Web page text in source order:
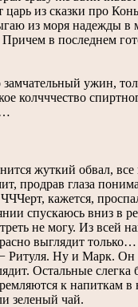
царь из сказки про
из моря надежды в
Причем в последнем
ужин,
колчччество
жуткий обвал, все
продрав глаза
ЧЧЧерт, кажется,
спускаюсь вниз в
не могу. Из всей
выглядит
Ритуля. Ну и Марк. Он
Остальные
к напиткам в
зеленый чай.